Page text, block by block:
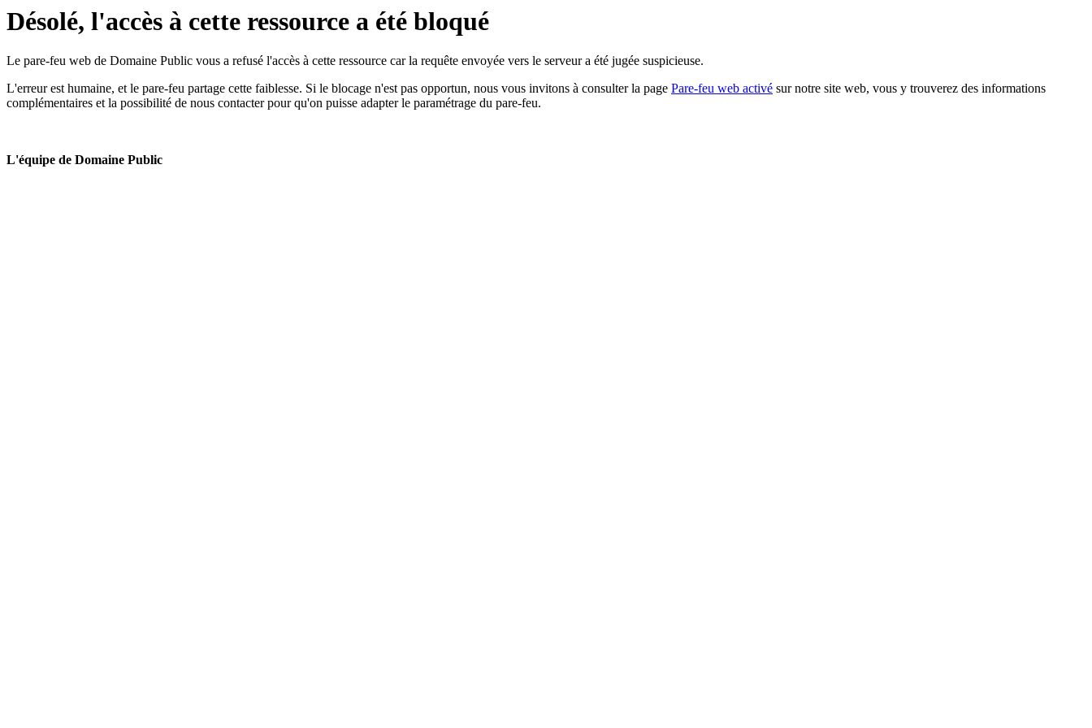
Désolé, l'accès à cette ressource a été bloqué
Le pare-feu web de Domaine Public vous a refusé l'accès à cette ressource car la requête envoyée vers le serveur a été jugée suspicieuse.
L'erreur est humaine, et le pare-feu partage cette faiblesse. Si le blocage n'est pas opportun, nous vous invitons à consulter la page Pare-feu web activé sur notre site web, vous y trouverez des informations
complémentaires et la possibilité de nous contacter pour qu'on puisse adapter le paramétrage du pare-feu.
L'équipe de Domaine Public